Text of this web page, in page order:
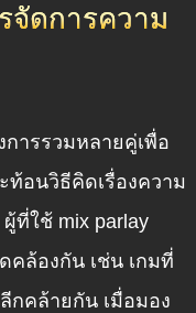
จัดการความ
ารรวมหลายคู่เพื่อ
ท้อนวิธีคิดเรื่องความ
ที่ใช้ mix parlay
คล้องกัน เช่น เกมที่
กคล้ายกัน เมื่อมอง